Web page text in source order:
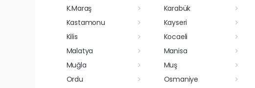
K.Maraş
Karabük
Kastamonu
Kayseri
Kilis
Kocaeli
Malatya
Manisa
Muğla
Muş
Ordu
Osmaniye